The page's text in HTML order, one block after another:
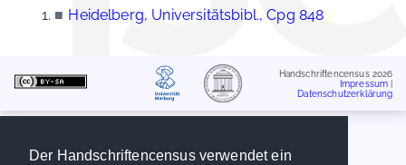
Der Handschriftencensus verwendet ein
■ Heidelberg, Universitätsbibl., Cpg 848
Handschriftencensus 2026
Impressum
Datenschutzerklärung